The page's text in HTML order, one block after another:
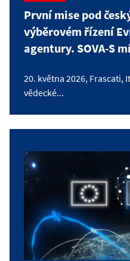
První mise pod
výběrovém řízení
agentury. SOVA-S
20. května 2026, Frascati,
vědecké...